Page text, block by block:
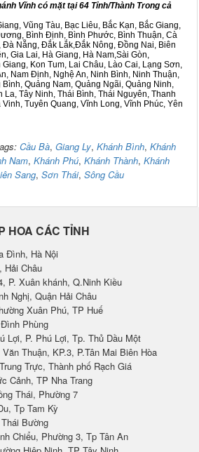
Vĩnh có mặt tại 64 Tỉnh/Thành Trong cả
Vũng Tàu, Bạc Liêu, Bắc Kạn, Bắc Giang,
Bình Định, Bình Phước, Bình Thuận, Cà
Đà Nẵng, Đắk Lắk,Đắk Nông, Đồng Nai, Biên
Gia Lai, Hà Giang, Hà Nam,Sài Gòn,
Kon Tum, Lai Châu, Lào Cai, Lạng Sơn,
Nam Định, Nghệ An, Ninh Bình, Ninh Thuận,
Bình, Quảng Nam, Quảng Ngãi, Quảng Ninh,
La, Tây Ninh, Thái Bình, Thái Nguyên, Thanh
Vinh, Tuyên Quang, Vĩnh Long, Vĩnh Phúc, Yên
Cầu Bà, Giang Ly, Khánh Bình, Khánh
Nam, Khánh Phú, Khánh Thành, Khánh
Sang, Sơn Thái, Sông Cầu
HOA CÁC TỈNH
Đình, Hà Nội
Hải Châu
P. Xuân khánh, Q.Ninh Kiều
Nghị, Quận Hải Châu
Xuân Phú, TP Huế
Phùng
Lợi, P. Phú Lợi, Tp. Thủ Dầu Một
Thuận, KP.3, P.Tân Mai Biên Hòa
Trực, Thành phố Rạch Giá
Cảnh, TP Nha Trang
Thái, Phường 7
Tp Tam Kỳ
Bường
Chiểu, Phường 3, Tp Tân An